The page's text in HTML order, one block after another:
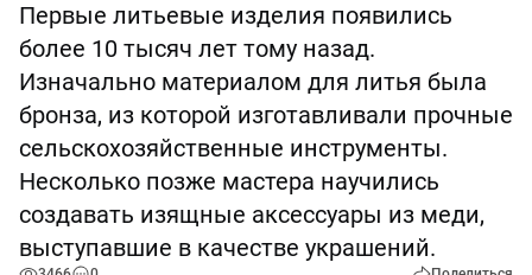
Первые литьевые изделия появились
более 10 тысяч лет тому назад.
Изначально материалом для литья была
бронза, из которой изготавливали прочные
сельскохозяйственные инструменты.
Несколько позже мастера научились
создавать изящные аксессуары из меди,
выступавшие в качестве украшений.